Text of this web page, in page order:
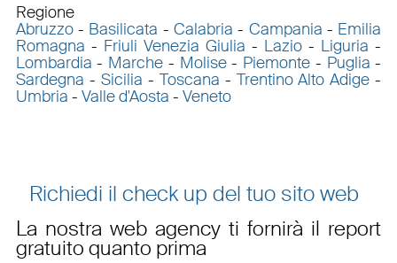
Regione
Abruzzo- Basilicata - Calabria - Campania - Emilia
Romagna - Friuli Venezia Giulia - Lazio - Liguria -
Lombardia - Marche - Molise- Piemonte - Puglia -
Sardegna - Sicilia - Toscana - Trentino Alto Adige -
Umbria - Valle d'Aosta - Veneto
Richiedi il check up del tuo sito web
La nostra web agency ti fornirà il report
gratuito quanto prima